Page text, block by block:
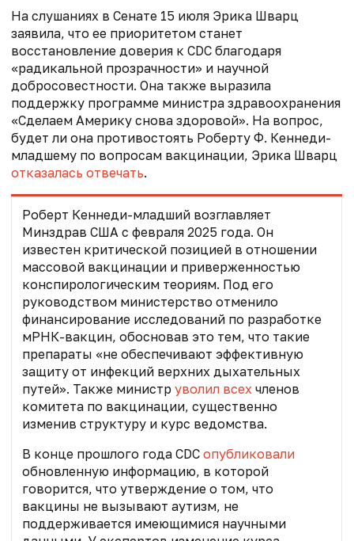
На слушаниях в Сенате 15 июля Эрика Шварц
заявила, что ее приоритетом станет
восстановление доверия к CDC благодаря
«радикальной прозрачности» и научной
добросовестности. Она также выразила
поддержку программе министра здравоохранения
«Сделаем Америку снова здоровой». На вопрос,
будет ли она противостоять Роберту Ф. Кеннеди-
младшему по вопросам вакцинации, Эрика Шварц
отказалась отвечать.
Роберт Кеннеди-младший возглавляет
Минздрав США с февраля 2025 года. Он
известен критической позицией в отношении
массовой вакцинации и приверженностью
конспирологическим теориям. Под его
руководством министерство отменило
финансирование исследований по разработке
мРНК-вакцин, обосновав это тем, что такие
препараты «не обеспечивают эффективную
защиту от инфекций верхних дыхательных
путей». Также министр уволил всех членов
комитета по вакцинации, существенно
изменив структуру и курс ведомства.
В конце прошлого года CDC опубликовали
обновленную информацию, в которой
говорится, что утверждение о том, что
вакцины не вызывают аутизм, не
поддерживается имеющимися научными